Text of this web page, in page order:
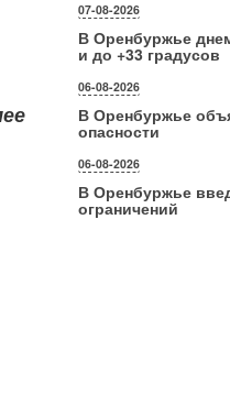
07-08-2026
В Оренбуржье
и до +33 градусов
06-08-2026
В Оренбуржье
опасности
06-08-2026
В Оренбуржье
ограничений